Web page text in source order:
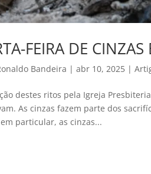
FEIRA DE CINZAS
Bandeira |abr 10, 2025 |
destes ritos pela Igreja
As cinzas fazem parte dos
particular, as cinzas...